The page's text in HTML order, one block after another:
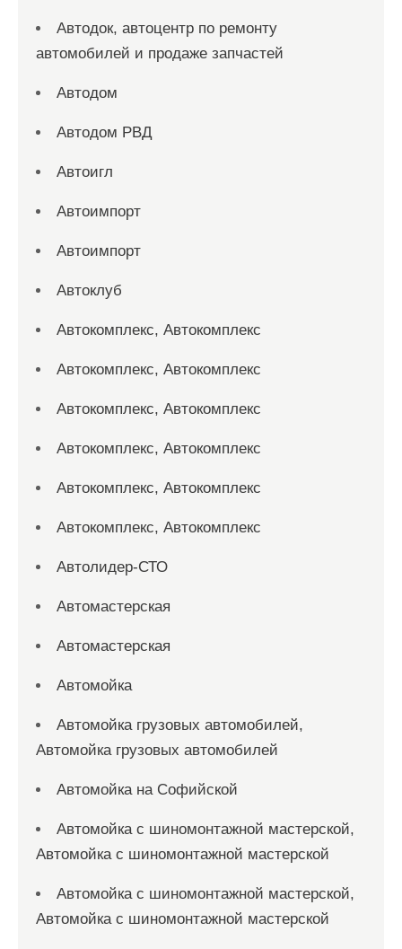
Автодок, автоцентр по ремонту
автомобилей и продаже запчастей
Автодом
Автодом РВД
Автоигл
Автоимпорт
Автоимпорт
Автоклуб
Автокомплекс, Автокомплекс
Автокомплекс, Автокомплекс
Автокомплекс, Автокомплекс
Автокомплекс, Автокомплекс
Автокомплекс, Автокомплекс
Автокомплекс, Автокомплекс
Автолидер-СТО
Автомастерская
Автомастерская
Автомойка
Автомойка грузовых автомобилей,
Автомойка грузовых автомобилей
Автомойка на Софийской
Автомойка с шиномонтажной мастерской,
Автомойка с шиномонтажной мастерской
Автомойка с шиномонтажной мастерской,
Автомойка с шиномонтажной мастерской